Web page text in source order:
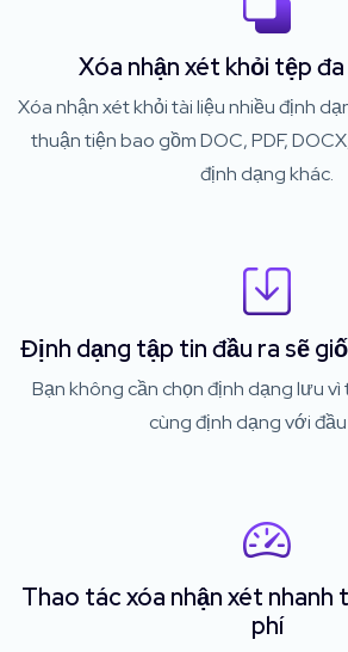
Xóa nhận xét khỏi tệp
Xóa nhận xét khỏi tài liệu nhiều định
thuận tiện bao gồm DOC, PDF,
định dạng khác.
Định dạng tập tin đầu ra sẽ
Bạn không cần chọn định dạng lưu vì
cùng định dạng với
Thao tác xóa nhận xét
phí